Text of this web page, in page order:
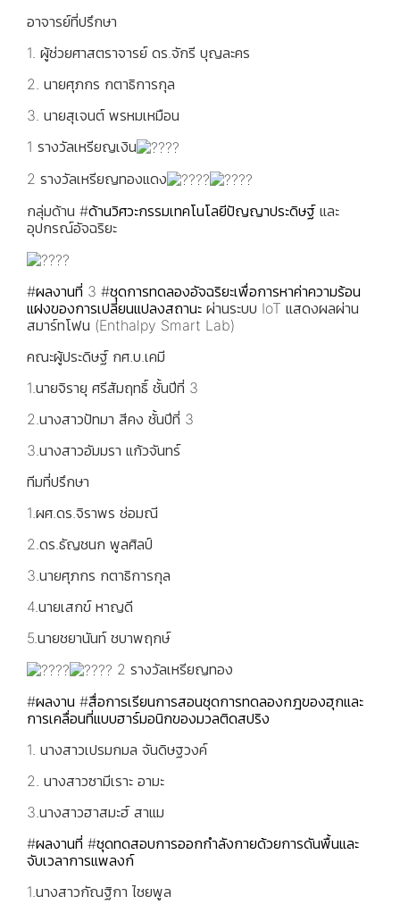
อาจารย์ที่ปรึกษา
1. ผู้ช่วยศาสตราจารย์ ดร.จักรี บุญละคร
2. นายศุภกร กตาธิการกุล
3. นายสุเจนต์ พรหมเหมือน
1 รางวัลเหรียญเงิน
2 รางวัลเหรียญทองแดง
กลุ่มด้าน #ด้านวิศวะกรรมเทคโนโลยีปัญญาประดิษฐ์และ
อุปกรณ์อัจฉริยะ
#ผลงานที่ 3 #ชุดการทดลองอัจฉริยะเพื่อการหาค่าความร้อน
แฝงของการเปลี่ยนแปลงสถานะ ผ่านระบบ IoT แสดงผลผ่าน
สมาร์ทโฟน (Enthalpy Smart Lab)
คณะผู้ประดิษฐ์ กศ.บ.เคมี
1.นายจิรายุ ศรีสัมฤทธิ์ ชั้นปีที่ 3
2.นางสาวปัทมา สีคง ชั้นปีที่ 3
3.นางสาวอัมมรา แก้วจันทร์
ทีมที่ปรึกษา
1.ผศ.ดร.จิราพร ช่อมณี
2.ดร.ธัญชนก พูลศิลป์
3.นายศุภกร กตาธิการกุล
4.นายเสกข์ หาญดี
5.นายชยานันท์ ชบาพฤกษ์
2 รางวัลเหรียญทอง
#ผลงาน #สื่อการเรียนการสอนชุดการทดลองกฎของฮุกและ
การเคลื่อนที่แบบฮาร์มอนิกของมวลติดสปริง
1. นางสาวเปรมกมล จันดิษฐวงค์
2. นางสาวซามีเราะ อามะ
3.นางสาวฮาสมะฮ์ สาแม
#ผลงานที่ #ชุดทดสอบการออกกำลังกายด้วยการดันพื้นและ
จับเวลาการแพลงก์
1.นางสาวกัณฐิกา ไชยพูล